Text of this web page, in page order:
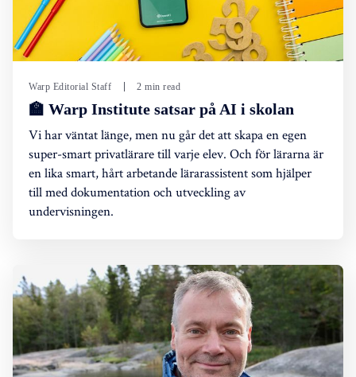
Warp Editorial Staff 2 min read
🏫 Warp Institute satsar på AI i skolan
Vi har väntat länge, men nu går det att skapa en egen
super-smart privatlärare till varje elev. Och för lärarna är
en lika smart, hårt arbetande lärarassistent som hjälper
till med dokumentation och utveckling av
undervisningen.